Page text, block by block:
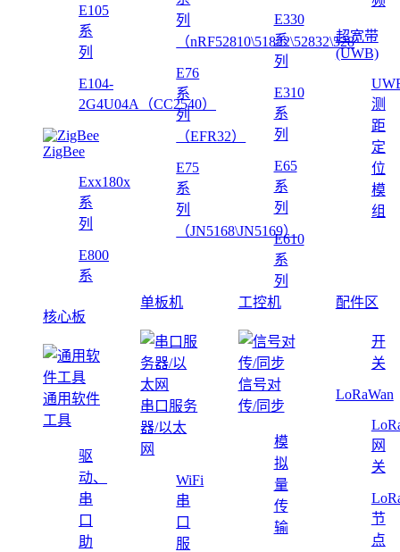
E105
系
列
E104-
2G4U04A（CC2540）
ZigBee
Exx180x
系
列
E800
系
列
（nRF52810\51822\52832\528
E76
系
列
（EFR32）
E75
系
列
（JN5168\JN5169）
E330
系
列
E310
系
列
E65
系
列
E610
系
列
超宽带
(UWB)
测
距
定
位
模
组
核心板
单板机 工控机 配件区
通用软件
工具
驱
动、
串
口
助
串口服务
器/以太
网
WiFi
串
口
服
信号对
传/同步
模
拟
量
传
输
开
关
LoRaWan
网
关
节
点